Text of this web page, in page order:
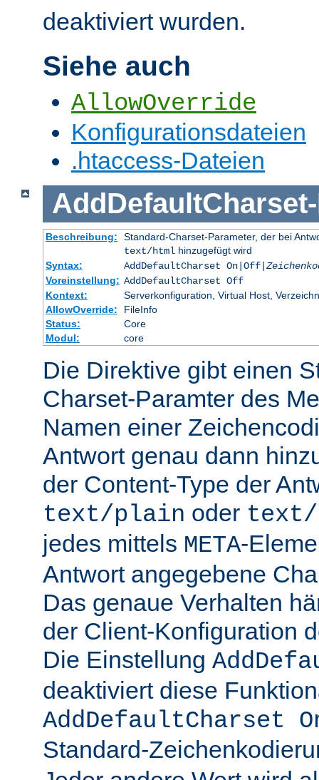
deaktiviert wurden.
Siehe auch
AllowOverride
Konfigurationsdateien
.htaccess-Dateien
AddDefaultCharset-
Beschreibung:
Standard-Charset-Parameter, der bei
text/html hinzugefügt wird
Syntax:
AddDefaultCharset On|Off|
Voreinstellung: AddDefaultCharset Off
Kontext:
Serverkonfiguration, Virtual Host,
AllowOverride:
FileInfo
Status:
Core
Modul:
core
Die Direktive gibt einen
Charset-Paramter des
Namen einer
Antwort genau dann
der Content-Type der
text/plain oder text/
jedes mittels META-
Antwort angegebene
Das genaue Verhalten
der Client-Konfiguration
Die Einstellung
deaktiviert diese
AddDefaultCharset
Standard-